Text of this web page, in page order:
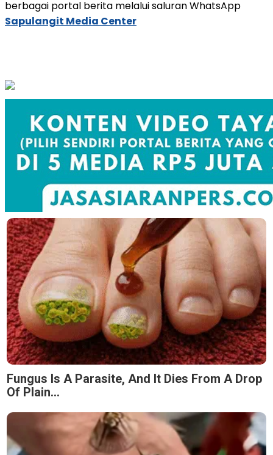
berbagai portal berita melalui saluran WhatsApp
Sapulangit Media Center
Fungus Is A Parasite, And It Dies From A Drop
Of Plain...